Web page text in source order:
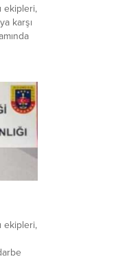
ekipleri,
karşı
–
İlişkiler
ekipleri,